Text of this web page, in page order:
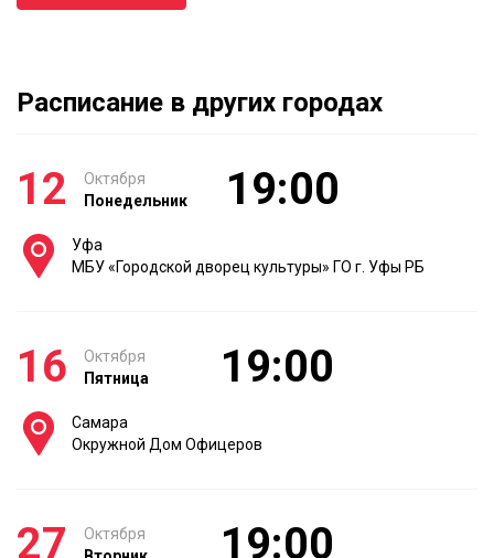
Расписание в других городах
12
Октября
Понедельник
19:00
Уфа
МБУ «Городской дворец культуры» ГО г. Уфы РБ
16
Октября
Пятница
19:00
Самара
Окружной Дом Офицеров
27
Октября
19:00